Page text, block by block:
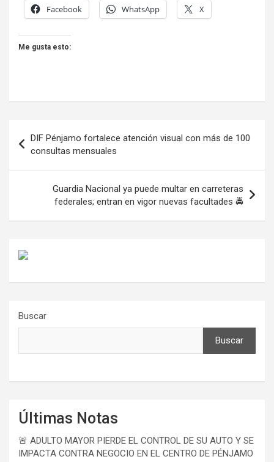
Facebook WhatsApp X
Me gusta esto:
de
entradas
DIF Pénjamo fortalece atención visual con más de 100
consultas mensuales
Guardia Nacional ya puede multar en carreteras
federales; entran en vigor nuevas facultades 🚔
Buscar
Buscar
Últimas Notas
🚨 ADULTO MAYOR PIERDE EL CONTROL DE SU AUTO Y SE
IMPACTA CONTRA NEGOCIO EN EL CENTRO DE PÉNJAMO